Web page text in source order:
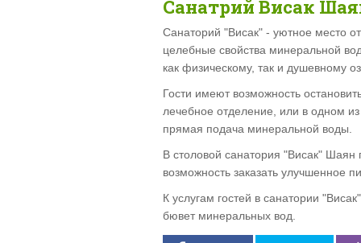
Санатрий Висак
Санаторий "Висак" - уютное место
целебные свойства минеральной
как физическому, так и душевному
Гости имеют возможность
лечебное отделение, или в одном
прямая подача минеральной воды.
В столовой санатория "Висак" Шаян
возможность заказать улучшенное
К услугам гостей в санатории
бювет минеральных вод.